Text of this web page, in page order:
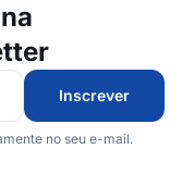
Inscrever
no seu e-mail.